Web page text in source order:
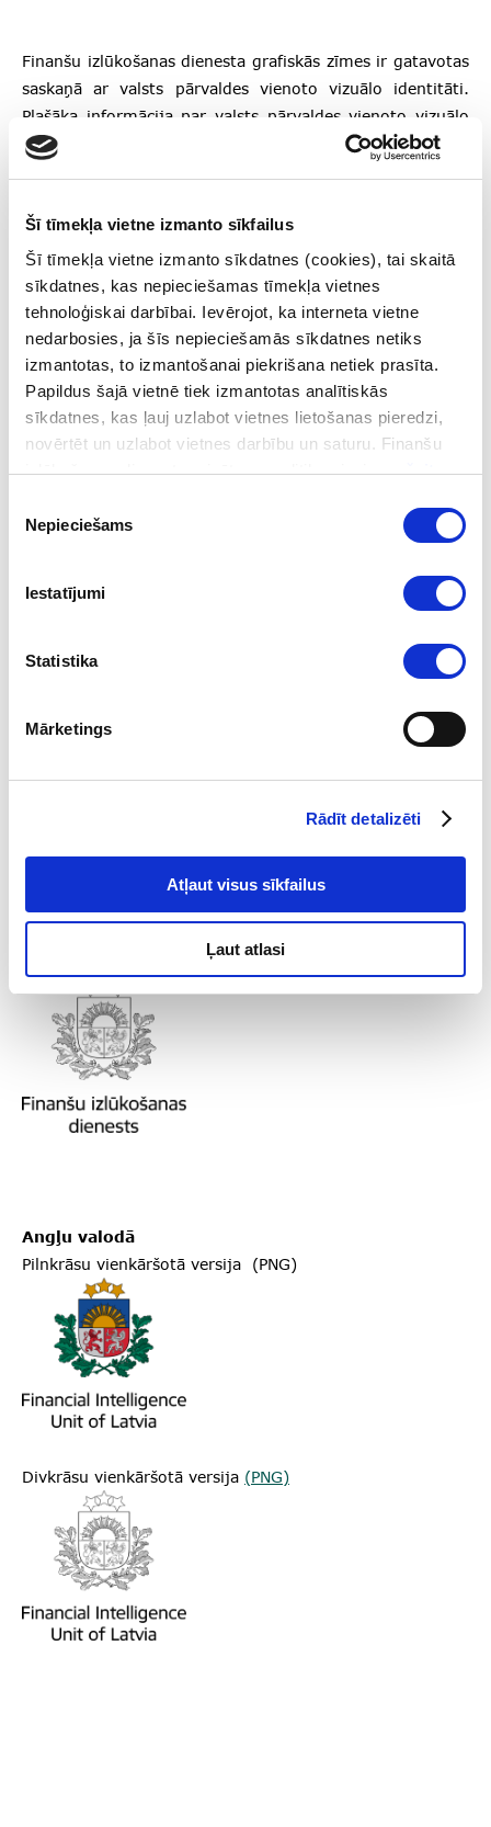
Šī tīmekļa vietne izmanto sīkfailus
Šī tīmekļa vietne izmanto sīkdatnes (cookies), tai skaitā
sīkdatnes, kas nepieciešamas tīmekļa vietnes
tehnoloģiskai darbībai. Ievērojot, ka interneta vietne
nedarbosies, ja šīs nepieciešamās sīkdatnes netiks
izmantotas, to izmantošanai piekrišana netiek prasīta.
Papildus šajā vietnē tiek izmantotas analītiskās
sīkdatnes, kas ļauj uzlabot vietnes lietošanas pieredzi,
novērtēt un uzlabot vietnes darbību un saturu. Finanšu
izlūkošanas dienesta privātuma politika pieejamašeit.
izvēle
Nepieciešams
Iestatījumi
Statistika
Mārketings
Rādīt detalizēti
Atļaut visus sīkfailus
Ļaut atlasi
Finanšu izlūkošanas dienesta grafiskās zīmes ir gatavotas
saskaņā ar valsts pārvaldes vienoto vizuālo identitāti.
Plašāka informācija par valsts pārvaldes vienoto vizuālo
identitāti pieejama
Ministru kabineta tīmekļa vietnē.
un tekstuālā daļa ar institūcijas nosaukumu
Pro Regularburtveidolā.
Finanšu izlūkošanas dienesta lejupielādei paredzētās
grafiskās zīmes.
sazināties ar FID Komunikācijas nodaļu
prese@fid.gov.lv .
Pilnkrāsu vienkāršotā versija
Divkrāsu vienkāršotā versija (PNG)
Angļu valodā
Pilnkrāsu vienkāršotā versija (PNG)
Divkrāsu vienkāršotā versija (PNG)